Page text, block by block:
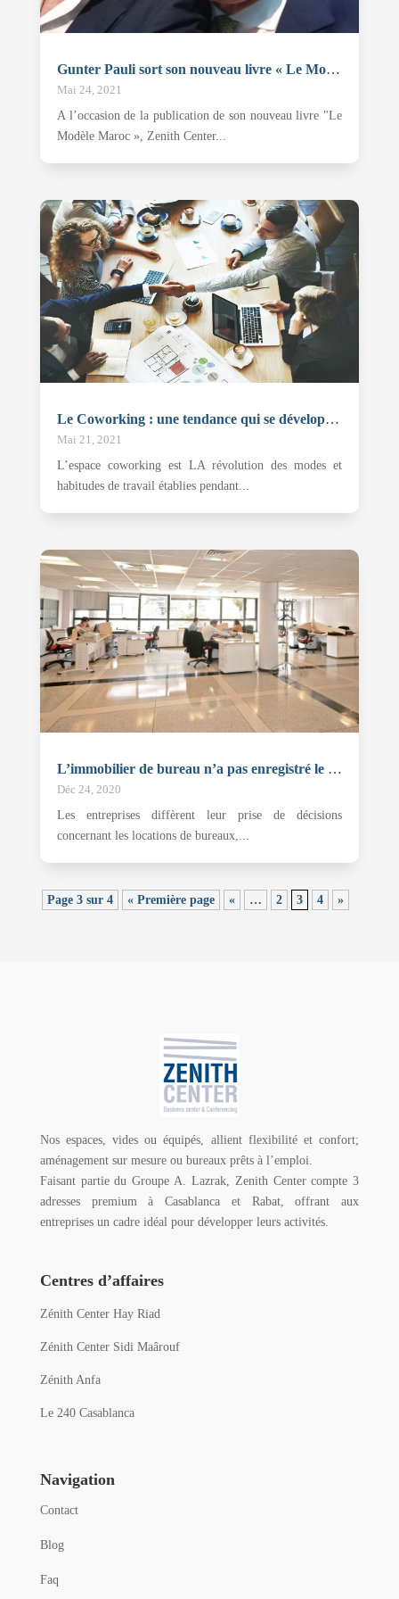
Gunter Pauli sort son nouveau livre « Le Modèle Maroc »
Mai 24, 2021
A l’occasion de la publication de son nouveau livre "Le
Modèle Maroc », Zenith Center...
Le Coworking : une tendance qui se développe au Maroc
Mai 21, 2021
L’espace coworking est LA révolution des modes et
habitudes de travail établies pendant...
L’immobilier de bureau n’a pas enregistré le rebond espéré
Déc 24, 2020
Les entreprises diffèrent leur prise de décisions
concernant les locations de bureaux,...
Page 3 sur 4 « Première page « … 2 3 4 »
Nos espaces, vides ou équipés, allient flexibilité et confort;
aménagement sur mesure ou bureaux prêts à l’emploi.
Faisant partie du Groupe A. Lazrak, Zenith Center compte 3
adresses premium à Casablanca et Rabat, offrant aux
entreprises un cadre idéal pour développer leurs activités.
Centres d’affaires
Zénith Center Hay Riad
Zénith Center Sidi Maârouf
Zénith Anfa
Le 240 Casablanca
Navigation
Contact
Blog
Faq